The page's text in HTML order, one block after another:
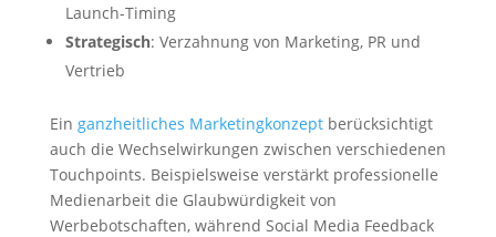
Launch-Timing
Strategisch: Verzahnung von Marketing, PR und
Vertrieb
Ein ganzheitliches Marketingkonzeptberücksichtigt
auch die Wechselwirkungen zwischen verschiedenen
Touchpoints. Beispielsweise verstärkt professionelle
Medienarbeit die Glaubwürdigkeit von
Werbebotschaften, während Social Media Feedback